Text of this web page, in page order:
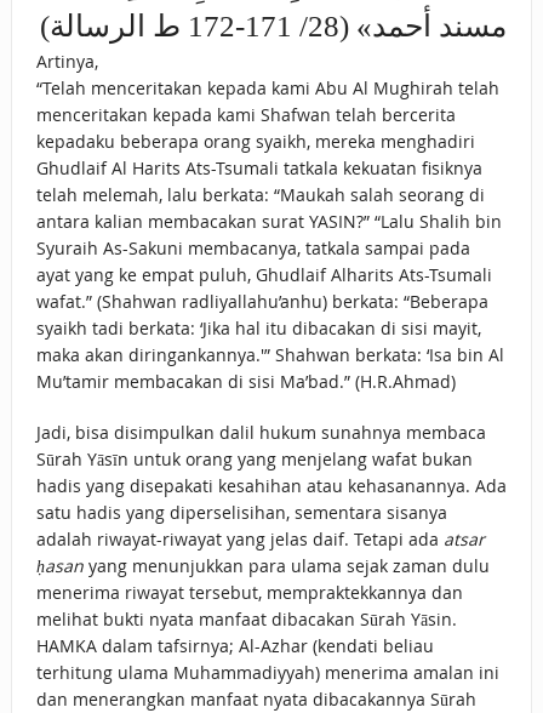
مسند أحمد» (28/ 171-172 ط الرسالة)
Artinya,
“Telah menceritakan kepada kami Abu Al Mughirah telah
menceritakan kepada kami Shafwan telah bercerita
kepadaku beberapa orang syaikh, mereka menghadiri
Ghudlaif Al Harits Ats-Tsumali tatkala kekuatan fisiknya
telah melemah, lalu berkata: “Maukah salah seorang di
antara kalian membacakan surat YASIN?” “Lalu Shalih bin
Syuraih As-Sakuni membacanya, tatkala sampai pada
ayat yang ke empat puluh, Ghudlaif Alharits Ats-Tsumali
wafat.” (Shahwan radliyallahu’anhu) berkata: “Beberapa
syaikh tadi berkata: ‘Jika hal itu dibacakan di sisi mayit,
maka akan diringankannya.'” Shahwan berkata: ‘Isa bin Al
Mu’tamir membacakan di sisi Ma’bad.” (H.R.Ahmad)
Jadi, bisa disimpulkan dalil hukum sunahnya membaca
Sūrah Yāsīn untuk orang yang menjelang wafat bukan
hadis yang disepakati kesahihan atau kehasanannya. Ada
satu hadis yang diperselisihan, sementara sisanya
adalah riwayat-riwayat yang jelas daif. Tetapi ada atsar
ḥasanyang menunjukkan para ulama sejak zaman dulu
menerima riwayat tersebut, mempraktekkannya dan
melihat bukti nyata manfaat dibacakan Sūrah Yāsin.
HAMKA dalam tafsirnya; Al-Azhar (kendati beliau
terhitung ulama Muhammadiyyah) menerima amalan ini
dan menerangkan manfaat nyata dibacakannya Sūrah